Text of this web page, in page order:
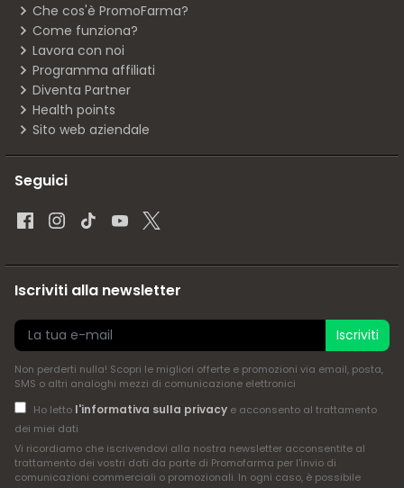
Che cos'è PromoFarma?
Come funziona?
Lavora con noi
Programma affiliati
Diventa Partner
Health points
Sito web aziendale
Seguici
Iscriviti alla newsletter
Iscriviti
Non perderti nulla! Scopri le migliori offerte e promozioni via email, posta,
SMS o altri analoghi mezzi di comunicazione elettronici
Ho letto l'informativa sulla privacye acconsento al trattamento
dei miei dati
Vi ricordiamo che iscrivendovi alla nostra newsletter acconsentite al
trattamento dei vostri dati da parte di Promofarma per l'invio di
comunicazioni commerciali o promozionali. In ogni caso, è possibile